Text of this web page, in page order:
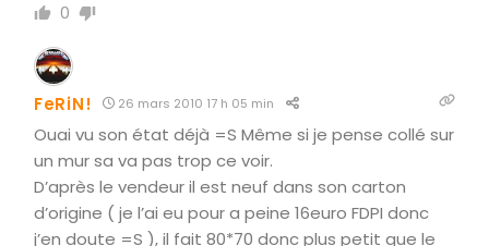
0
FeRiN! 26 mars 2010 17 h 05 min
Ouai vu son état déjà =S Même si je pense collé sur
un mur sa va pas trop ce voir.
D’après le vendeur il est neuf dans son carton
d’origine ( je l’ai eu pour a peine 16euro FDPI donc
j’en doute =S ), il fait 80*70 donc plus petit que le